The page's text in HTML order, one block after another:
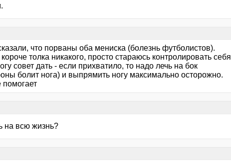
что порваны оба мениска (болезнь футболистов).
толка никакого, просто стараюсь контролировать себя
совет дать - если прихватило, то надо лечь на бок
болит нога) и выпрямить ногу максимально осторожно.
помогает
на всю жизнь?